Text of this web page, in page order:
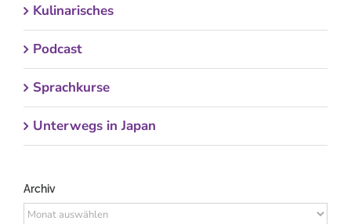
Kulinarisches
Podcast
Sprachkurse
Unterwegs in Japan
Archiv
Archiv